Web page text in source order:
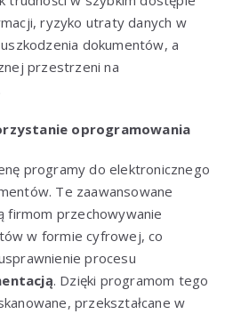
ryzyko utraty danych w
dokumentów, a
przestrzeni na
oprogramowania
programy do elektronicznego
Te zaawansowane
firmom przechowywanie
w formie cyfrowej, co
procesu
. Dzięki programom tego
przekształcane w